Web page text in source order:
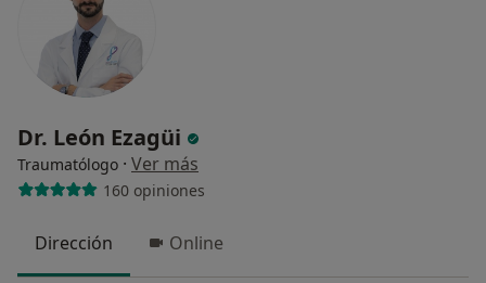
Dr. León Ezagüi
Traumatólogo · Ver más
160 opiniones
Dirección Online